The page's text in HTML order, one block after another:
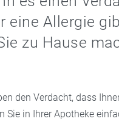
eine Allergie
zu Hause
den Verdacht, dass
Sie in Ihrer Apotheke